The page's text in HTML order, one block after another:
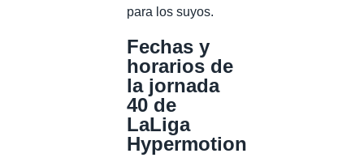
para los suyos.
Fechas y
horarios de
la jornada
40 de
LaLiga
Hypermotion